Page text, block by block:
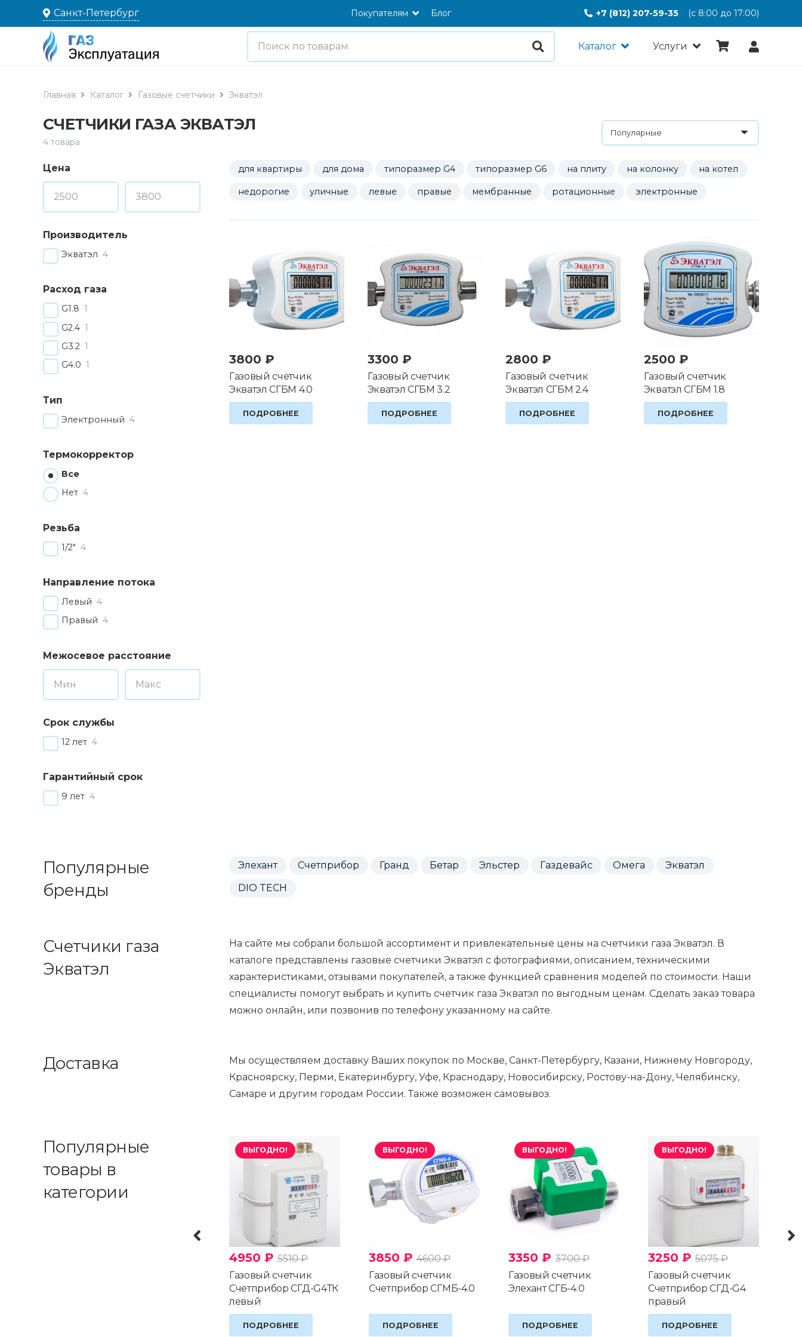
Санкт-Петербург Покупателям Блог +7 (812) 207-59-35 (с 8:00 до 17:00)
Каталог Услуги
Главная Каталог Газовые счетчики Экватэл
СЧЕТЧИКИ ГАЗА ЭКВАТЭЛ
4 товара
Цена
Производитель
Экватэл 4
Расход газа
G1.8 1
G2.4 1
G3.2 1
G4.0 1
Тип
Электронный 4
Термокорректор
Все
Нет 4
Резьба
1/2" 4
Направление потока
Левый 4
Правый 4
Межосевое расстояние
Срок службы
12 лет 4
Гарантийный срок
9 лет 4
для квартиры для дома типоразмер G4 типоразмер G6 на плиту на колонку на котел
недорогие уличные левые правые мембранные ротационные электронные
3800 ₽
Газовый счетчик
Экватэл СГБМ 4.0
ПОДРОБНЕЕ
3300 ₽
Газовый счетчик
Экватэл СГБМ 3.2
ПОДРОБНЕЕ
2800₽
Газовый счетчик
Экватэл СГБМ 2.4
ПОДРОБНЕЕ
2500 ₽
Газовый счетчик
Экватэл СГБМ 1.8
ПОДРОБНЕЕ
Популярные
бренды
Элехант Счетприбор Гранд Бетар Эльстер Газдевайс Омега
Экватэл
DIO TECH
Счетчики газа
Экватэл
На сайте мы собрали большой ассортимент и привлекательные цены на счетчики газа Экватэл. В
каталоге представлены газовые счетчики Экватэл с фотографиями, описанием, техническими
характеристиками, отзывами покупателей, а также функцией сравнения моделей по стоимости. Наши
специалисты помогут выбрать и купить счетчик газа Экватэл по выгодным ценам. Сделать заказ товара
можно онлайн, или позвонив по телефону указанному на сайте.
Доставка
Мы осуществляем доставку Ваших покупок по Москве, Санкт-Петербургу, Казани, Нижнему Новгороду,
Красноярску, Перми, Екатеринбургу, Уфе, Краснодару, Новосибирску, Ростову-на-Дону, Челябинску,
Самаре и другим городам России. Также возможен самовывоз.
Популярные
товары в
категории
ВЫГОДНО!
4950 ₽ 5510₽
Газовый счетчик
Счетприбор СГД-G4ТК
левый
ПОДРОБНЕЕ
ВЫГОДНО!
3850 ₽ 4600₽
Газовый счетчик
Счетприбор СГМБ-4.0
ПОДРОБНЕЕ
ВЫГОДНО!
3350 ₽ 3700₽
Газовый счетчик
Элехант СГБ-4.0
ПОДРОБНЕЕ
ВЫГОДНО!
3250 ₽ 5075₽
Газовый счетчик
Счетприбор СГД-G4
правый
ПОДРОБНЕЕ